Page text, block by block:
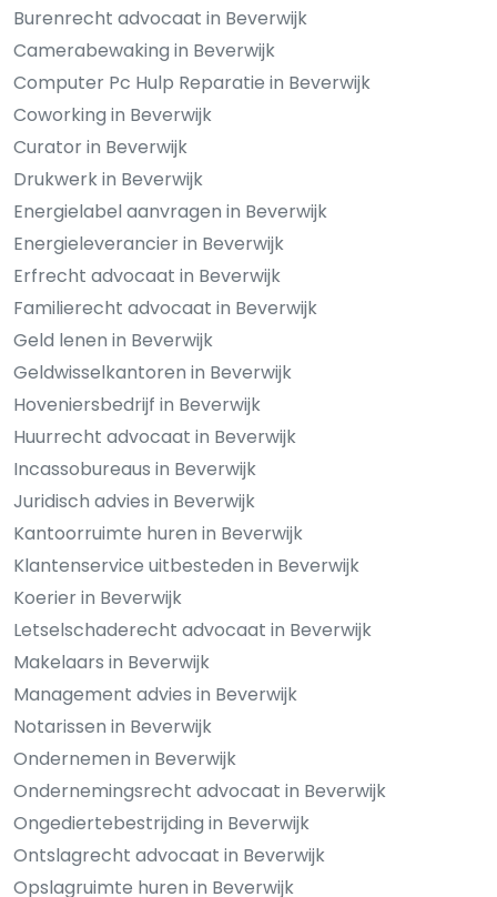
Burenrecht advocaat in Beverwijk
Camerabewaking in Beverwijk
Computer Pc Hulp Reparatie in Beverwijk
Coworking in Beverwijk
Curator in Beverwijk
Drukwerk in Beverwijk
Energielabel aanvragen in Beverwijk
Energieleverancier in Beverwijk
Erfrecht advocaat in Beverwijk
Familierecht advocaat in Beverwijk
Geld lenen in Beverwijk
Geldwisselkantoren in Beverwijk
Hoveniersbedrijf in Beverwijk
Huurrecht advocaat in Beverwijk
Incassobureaus in Beverwijk
Juridisch advies in Beverwijk
Kantoorruimte huren in Beverwijk
Klantenservice uitbesteden in Beverwijk
Koerier in Beverwijk
Letselschaderecht advocaat in Beverwijk
Makelaars in Beverwijk
Management advies in Beverwijk
Notarissen in Beverwijk
Ondernemen in Beverwijk
Ondernemingsrecht advocaat in Beverwijk
Ongediertebestrijding in Beverwijk
Ontslagrecht advocaat in Beverwijk
Opslagruimte huren in Beverwijk